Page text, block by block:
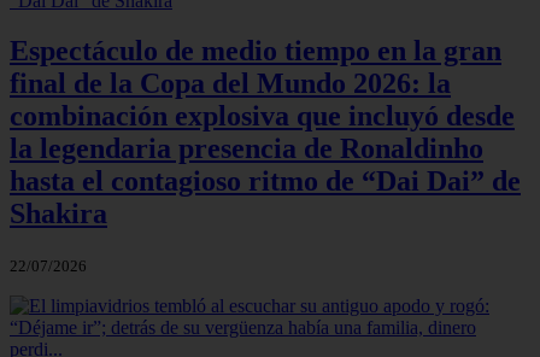
Espectáculo de medio tiempo en la gran
final de la Copa del Mundo 2026: la
combinación explosiva que incluyó desde
la legendaria presencia de Ronaldinho
hasta el contagioso ritmo de “Dai Dai” de
Shakira
22/07/2026